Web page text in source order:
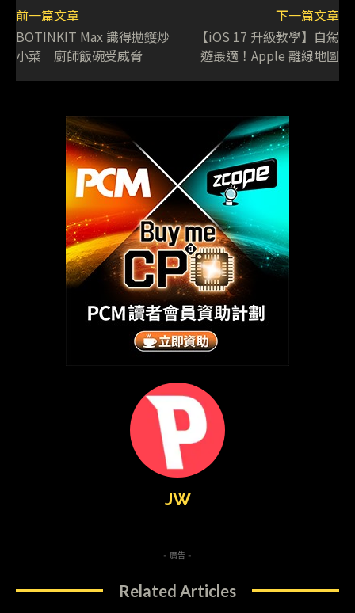
前一篇文章
BOTINKIT Max 識得拋鑊炒
小菜 廚師飯碗受威脅
下一篇文章
【iOS 17 升級教學】自駕
遊最適！Apple 離線地圖
JW
- 廣告 -
Related Articles